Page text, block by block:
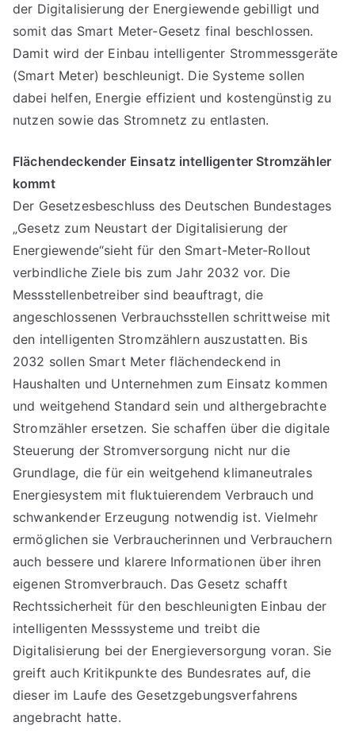
der Digi­ta­li­sie­rung der Ener­gie­wende gebil­ligt und
somit das Smart Meter-Gesetz final beschlossen.
Damit wird der Einbau intel­li­genter Strom­mess­ge­räte
(Smart Meter) beschleu­nigt. Die Systeme sollen
dabei helfen, Energie effi­zient und kos­ten­günstig zu
nutzen sowie das Strom­netz zu ent­lasten.
Flächendeckender Einsatz intelligenter Stromzähler
kommt
Der Gesetzesbeschluss des Deutschen Bundestages
„Gesetz zum Neustart der Digitalisierung der
Energiewende“sieht für den Smart-Meter-Rollout
verbindliche Ziele bis zum Jahr 2032 vor. Die
Messstellenbetreiber sind beauftragt, die
angeschlossenen Verbrauchsstellen schrittweise mit
den intelligenten Stromzählern auszustatten. Bis
2032 sollen Smart Meter flächendeckend in
Haushalten und Unternehmen zum Einsatz kommen
und weitgehend Standard sein und althergebrachte
Stromzähler ersetzen. Sie schaffen über die digitale
Steuerung der Stromversorgung nicht nur die
Grundlage, die für ein weitgehend klimaneutrales
Energiesystem mit fluktuierendem Verbrauch und
schwankender Erzeugung notwendig ist. Vielmehr
ermöglichen sie Verbraucherinnen und Verbrauchern
auch bessere und klarere Informationen über ihren
eigenen Stromverbrauch. Das Gesetz schafft
Rechtssicherheit für den beschleunigten Einbau der
intelligenten Messsysteme und treibt die
Digitalisierung bei der Energieversorgung voran. Sie
greift auch Kritikpunkte des Bundesrates auf, die
dieser im Laufe des Gesetzgebungsverfahrens
angebracht hatte.